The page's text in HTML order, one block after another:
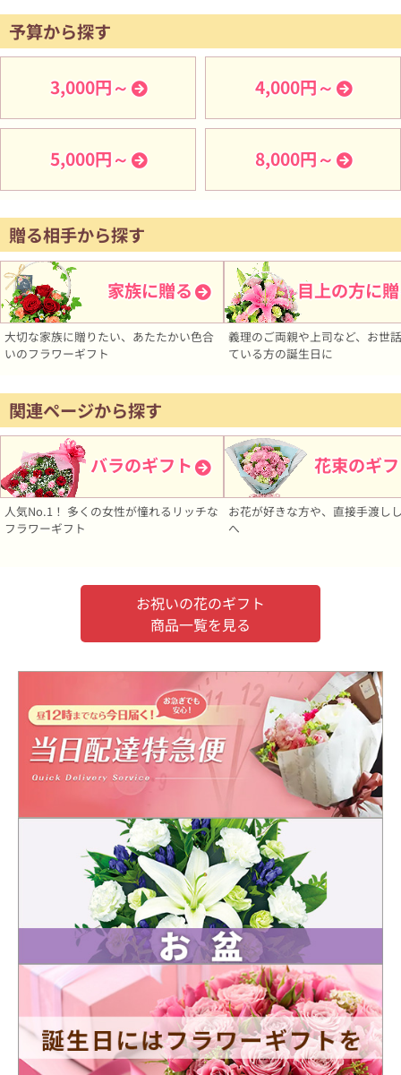
予算から探す
3,000円～ 4,000円～
5,000円～ 8,000円～
贈る相手から探す
家族に贈る
大切な家族に贈りたい、あたたかい色合
いのフラワーギフト
目上の方に
義理のご両親や上司など、お世
ている方の誕生日に
関連ページから探す
バラのギフト
人気No.1！ 多くの女性が憧れるリッチな
フラワーギフト
花束のギ
お花が好きな方や、直接手渡し
へ
お祝いの花のギフト
商品一覧を見る